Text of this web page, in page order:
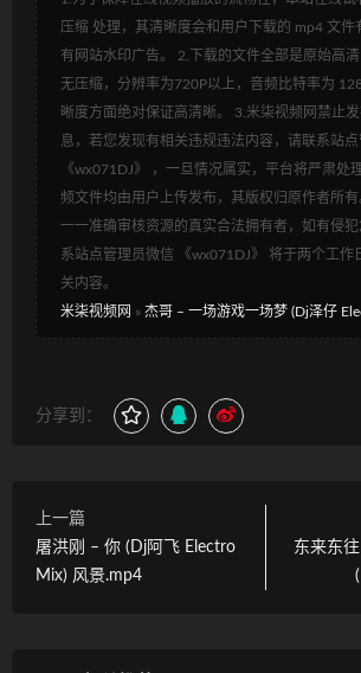
压缩 处理，其清晰度会和用户下载的 mp4 文件
有网站水印广告。 2.下载的文件全部是原始高
无压缩，分辨率为720P以上，音频比特率为
晰度方面绝对保证高清晰。 3.米柒视频网禁止
息，若您发现有相关违规违法内容，请联系站
《wx071DJ》 ，一旦情况属实，平台将严肃处
频文件均由用户上传发布，其版权归原作者所
一一准确审核资源的真实合法拥有者，如有侵
系站点管理员微信 《wx071DJ》 将于两个工作
关内容。
米柒视频网 » 杰哥 – 一场游戏一场梦 (Dj泽仔
分享到：
上一篇
屠洪刚 – 你 (Dj阿飞 Electro
Mix) 风景.mp4
东来东